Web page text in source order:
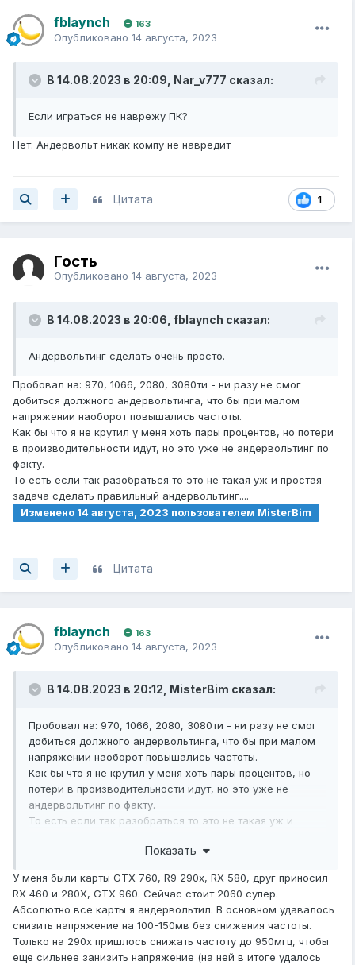
fblaynch 163
Опубликовано 14 августа, 2023
В 14.08.2023 в 20:09, Nar_v777 сказал:
Если играться не наврежу ПК?
Нет. Андервольт никак компу не навредит
1
Цитата
Гость
Опубликовано 14 августа, 2023
В 14.08.2023 в 20:06, fblaynch сказал:
Андервольтинг сделать очень просто.
Пробовал на: 970, 1066, 2080, 3080ти - ни разу не смог
добиться должного андервольтинга, что бы при малом
напряжении наоборот повышались частоты.
Как бы что я не крутил у меня хоть пары процентов, но потери
в производительности идут, но это уже не андервольтинг по
факту.
То есть если так разобраться то это не такая уж и простая
задача сделать правильный андервольтинг....
Изменено 14 августа, 2023 пользователем MisterBim
Цитата
fblaynch 163
Опубликовано 14 августа, 2023
В 14.08.2023 в 20:12, MisterBim сказал:
Пробовал на: 970, 1066, 2080, 3080ти - ни разу не смог
добиться должного андервольтинга, что бы при малом
напряжении наоборот повышались частоты.
Как бы что я не крутил у меня хоть пары процентов, но
потери в производительности идут, но это уже не
андервольтинг по факту.
То есть если так разобраться то это не такая уж и
Показать
У меня были карты GTX 760, R9 290x, RX 580, друг приносил
RX 460 и 280X, GTX 960. Сейчас стоит 2060 супер.
Абсолютно все карты я андервольтил. В основном удавалось
снизить напряжение на 100-150мв без снижения частоты.
Только на 290x пришлось снижать частоту до 950мгц, чтобы
еще сильнее занизить напряжение (на ней в итоге удалось